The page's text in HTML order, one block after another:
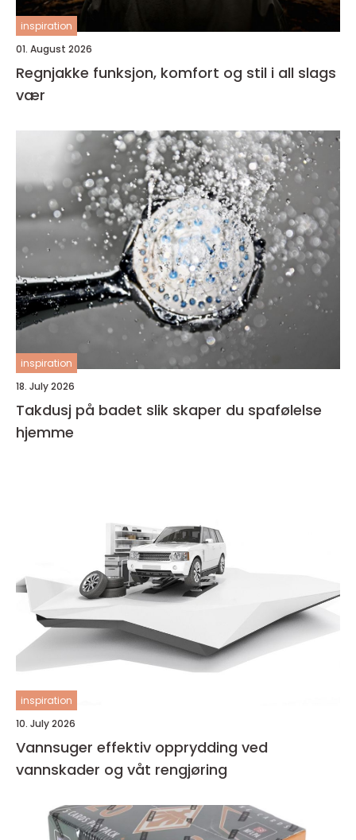
inspiration
01. August 2026
Regnjakke funksjon, komfort og stil i all slags
vær
inspiration
18. July 2026
Takdusj på badet slik skaper du spafølelse
hjemme
inspiration
10. July 2026
Vannsuger effektiv opprydding ved
vannskader og våt rengjøring